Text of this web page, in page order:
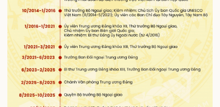
Doanh nghiệp
Thông tin doanh nghiệp
Doanh nghiệp 24h
Doanh nhân
Vì cộng đồng
Công nghệ
Sành điệu
Tin Công nghệ
Trải nghiệm
Chuyển đổi số